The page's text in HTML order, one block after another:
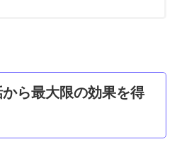
ら最大限の効果を得